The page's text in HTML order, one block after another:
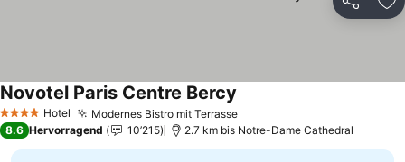
Teilen
4 Sterne Hotel Modernes Bistro mit TerrassePreise sehen
Novotel Paris Centre Bercy
8.6 Hervorragend 10’215 2.7 km bis Notre-Dame Cathedral